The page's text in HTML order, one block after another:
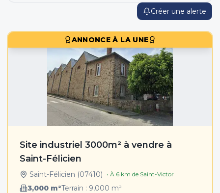
Créer une alerte
ANNONCE À LA UNE
Site industriel 3000m² à vendre à
Saint-Félicien
Saint-Félicien (07410) • À 6 km de Saint-Victor
3,000 m²Terrain : 9,000 m²